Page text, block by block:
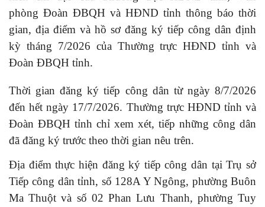
phòng Đoàn ĐBQH và HĐND tỉnh thông báo thời
gian, địa điểm và hồ sơ đăng ký tiếp công dân định
kỳ tháng 7/2026 của Thường trực HĐND tỉnh và
Đoàn ĐBQH tỉnh.
Thời gian đăng ký tiếp công dân từ ngày 8/7/2026
đến hết ngày 17/7/2026. Thường trực HĐND tỉnh và
Đoàn ĐBQH tỉnh chỉ xem xét, tiếp những công dân
đã đăng ký trước theo thời gian nêu trên.
Địa điểm thực hiện đăng ký tiếp công dân tại Trụ sở
Tiếp công dân tỉnh, số 128A Y Ngông, phường Buôn
Ma Thuột và số 02 Phan Lưu Thanh, phường Tuy